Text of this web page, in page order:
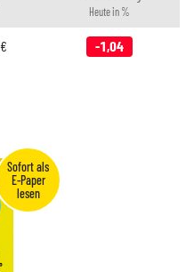
Heute in %
€ -1,04